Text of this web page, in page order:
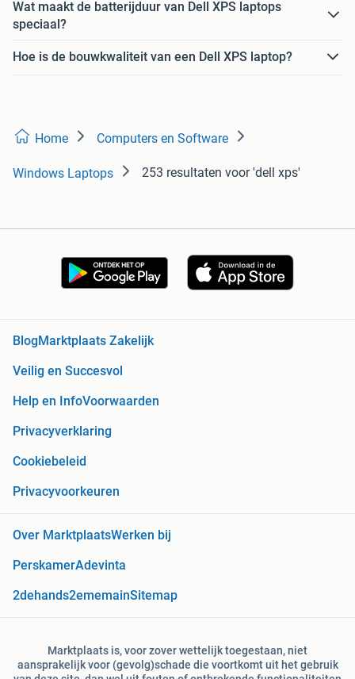
Wat maakt de batterijduur van Dell XPS laptops
speciaal?
Hoe is de bouwkwaliteit van een Dell XPS laptop?
Home Computers en Software
Windows Laptops 253 resultaten voor 'dell xps'
BlogMarktplaats Zakelijk
Veilig en Succesvol
Help en InfoVoorwaarden
Privacyverklaring
Cookiebeleid
Privacyvoorkeuren
Over MarktplaatsWerken bij
PerskamerAdevinta
2dehands2ememainSitemap
Marktplaats is, voor zover wettelijk toegestaan, niet
aansprakelijk voor (gevolg)schade die voortkomt uit het gebruik